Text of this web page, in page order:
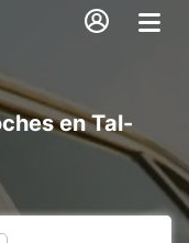
en Tal-